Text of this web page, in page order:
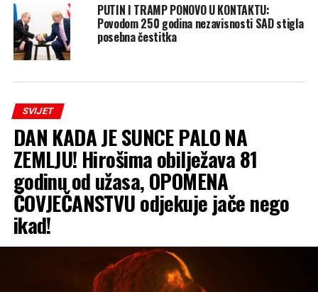
PUTIN I TRAMP PONOVO U KONTAKTU:
Povodom 250 godina nezavisnosti SAD stigla
posebna čestitka
SVIJET
DAN KADA JE SUNCE PALO NA
ZEMLJU! Hirošima obilježava 81
godinu od užasa, OPOMENA
ČOVJEČANSTVU odjekuje jače nego
ikad!